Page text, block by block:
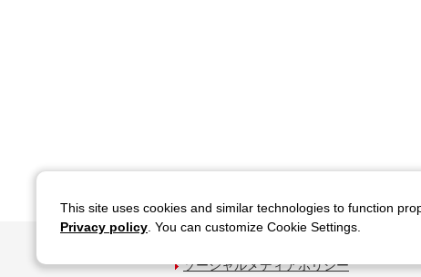
ソーシャルメディアポリシー
This site uses cookies and similar technologies to function
Privacy policy . You can customize Cookie Settings.